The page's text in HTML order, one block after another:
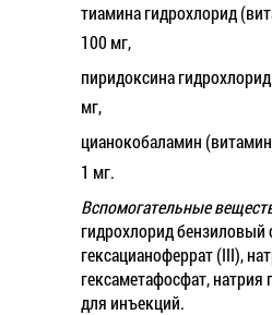
тиамина гидрохлорид
100 мг,
пиридоксина
мг,
цианокобаламин
1 мг.
Вспомогательные
гидрохлорид бензиловый
гексацианоферрат (III),
гексаметафосфат, натрия
для инъекций.